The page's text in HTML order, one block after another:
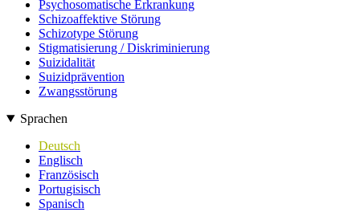
Psychosomatische Erkrankung
Schizoaffektive Störung
Schizotype Störung
Stigmatisierung / Diskriminierung
Suizidalität
Suizidprävention
Zwangsstörung
Sprachen
Deutsch
Englisch
Französisch
Portugisisch
Spanisch